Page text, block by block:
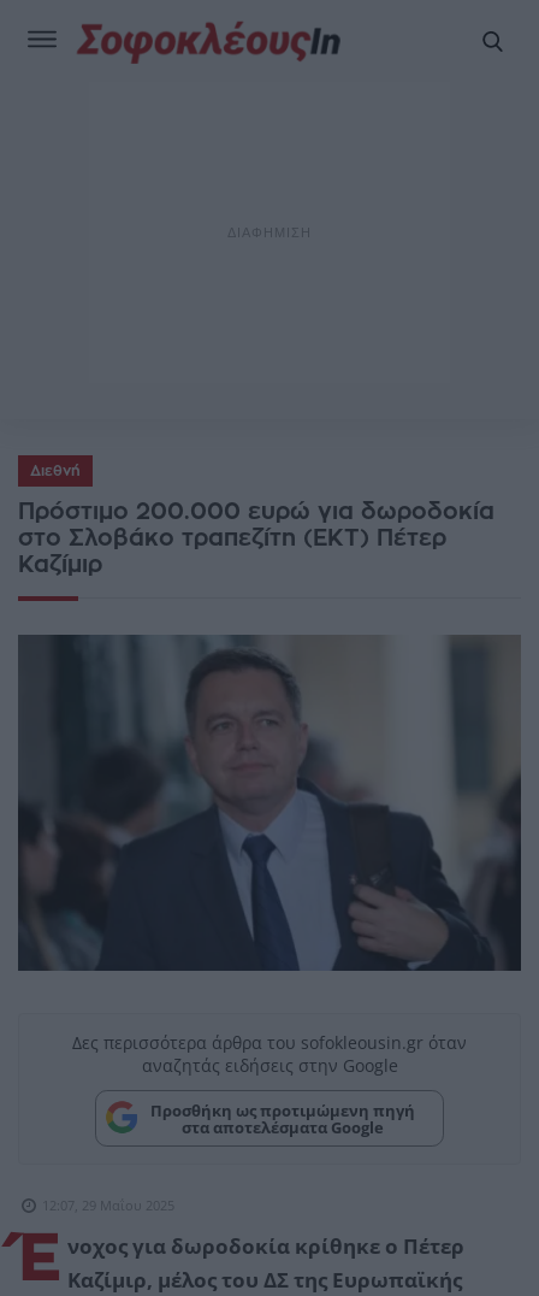
Διεθνή
Πρόστιμο 200.000 ευρώ για δωροδοκία
στο Σλοβάκο τραπεζίτη (ΕΚΤ) Πέτερ
Καζίμιρ
Δες περισσότερα άρθρα του sofokleousin.gr όταν
αναζητάς ειδήσεις στην Google
Προσθήκη ως προτιμώμενη πηγή
στα αποτελέσματα Google
12:07, 29 Μαΐου 2025
Έ νοχος για δωροδοκία κρίθηκε ο Πέτερ
Καζίμιρ, μέλος του ΔΣ της Ευρωπαϊκής